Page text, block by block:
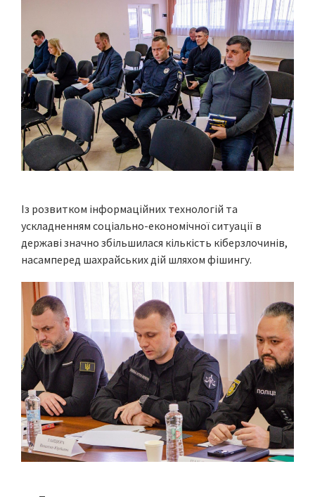
Із розвитком інформаційних технологій та
ускладненням соціально-економічної ситуації в
державі значно збільшилася кількість кіберзлочинів,
насамперед шахрайських дій шляхом фішингу.